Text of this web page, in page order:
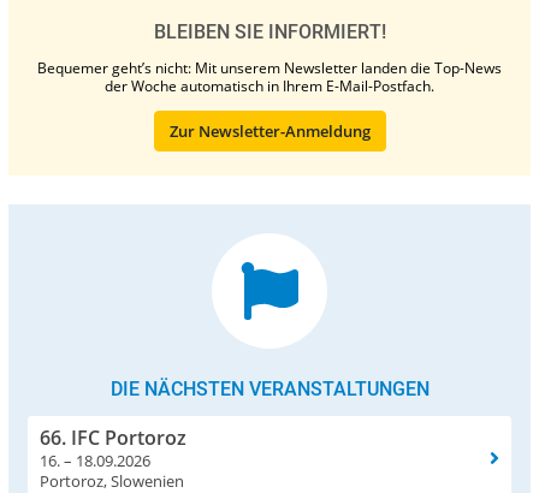
BLEIBEN SIE INFORMIERT!
Bequemer geht’s nicht: Mit unserem Newsletter landen die Top-News
der Woche automatisch in Ihrem E-Mail-Postfach.
Zur Newsletter-Anmeldung
DIE NÄCHSTEN VERANSTALTUNGEN
66. IFC Portoroz
16. – 18.09.2026
Portoroz, Slowenien